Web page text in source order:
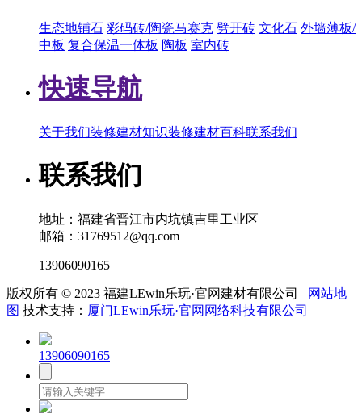
生态地铺石 彩码砖/陶瓷马赛克 劈开砖 文化石 外墙薄板/
中板 复合保温一体板 陶板 室内砖
快速导航
关于我们装修建材知识装修建材百科联系我们
联系我们
地址：福建省晋江市内坑镇吉里工业区
邮箱：31769512@qq.com
13906090165
版权所有 © 2023 福建LEwin乐玩·官网建材有限公司
网站地
图 技术支持： 厦门LEwin乐玩·官网网络科技有限公司
13906090165